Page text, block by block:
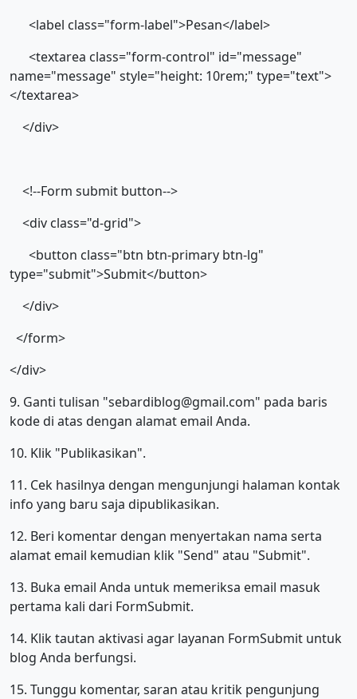
<label class="form-label">Pesan</label>
<textarea class="form-control" id="message"
name="message" style="height: 10rem;" type="text">
</textarea>
</div>
<!--Form submit button-->
<div class="d-grid">
<button class="btn btn-primary btn-lg"
type="submit">Submit</button>
</div>
</form>
</div>
9. Ganti tulisan "sebardiblog@gmail.com" pada baris
kode di atas dengan alamat email Anda.
10. Klik "Publikasikan".
11. Cek hasilnya dengan mengunjungi halaman kontak
info yang baru saja dipublikasikan.
12. Beri komentar dengan menyertakan nama serta
alamat email kemudian klik "Send" atau "Submit".
13. Buka email Anda untuk memeriksa email masuk
pertama kali dari FormSubmit.
14. Klik tautan aktivasi agar layanan FormSubmit untuk
blog Anda berfungsi.
15. Tunggu komentar, saran atau kritik pengunjung